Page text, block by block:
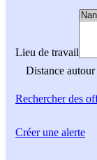
Lieu de travail
Distance
Rechercherdes
Créer une alerte